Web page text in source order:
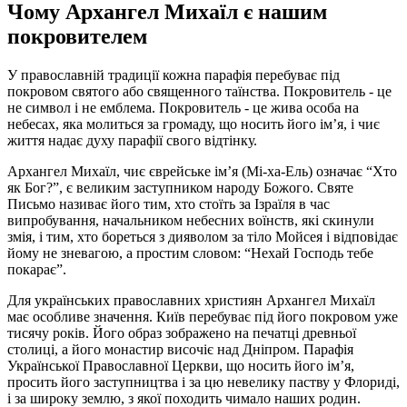
Чому Архангел Михаїл є нашим
покровителем
У православній традиції кожна парафія перебуває під
покровом святого або священного таїнства. Покровитель - це
не символ і не емблема. Покровитель - це жива особа на
небесах, яка молиться за громаду, що носить його ім’я, і чиє
життя надає духу парафії свого відтінку.
Архангел Михаїл, чиє єврейське ім’я (Мі-ха-Ель) означає “Хто
як Бог?”, є великим заступником народу Божого. Святе
Письмо називає його тим, хто стоїть за Ізраїля в час
випробування, начальником небесних воїнств, які скинули
змія, і тим, хто бореться з дияволом за тіло Мойсея і відповідає
йому не зневагою, а простим словом: “Нехай Господь тебе
покарає”.
Для українських православних християн Архангел Михаїл
має особливе значення. Київ перебуває під його покровом уже
тисячу років. Його образ зображено на печатці древньої
столиці, а його монастир височіє над Дніпром. Парафія
Української Православної Церкви, що носить його ім’я,
просить його заступництва і за цю невелику паству у Флориді,
і за широку землю, з якої походить чимало наших родин.